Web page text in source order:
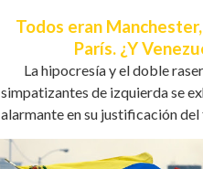
Todos eran
París. ¿Y
La hipocresía y el doble
simpatizantes de izquierda se
alarmante en su justificación del